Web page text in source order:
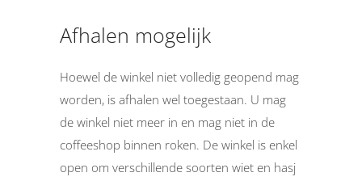
Afhalen mogelijk
Hoewel de winkel niet volledig geopend mag
worden, is afhalen wel toegestaan. U mag
de winkel niet meer in en mag niet in de
coffeeshop binnen roken. De winkel is enkel
open om verschillende soorten wiet en hasj